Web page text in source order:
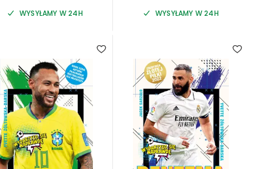
WYSYŁAMY W 24H WYSYŁAMY W 24H